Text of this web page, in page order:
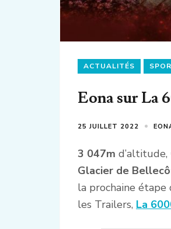
ACTUALITÉS
Eona sur La
25 JUILLET 2022
3 047m d’altitude,
Glacier de
la prochaine
les Trailers, La